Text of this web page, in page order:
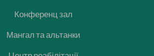
Конференц зал
Мангал та альтанки